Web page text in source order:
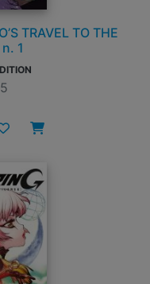
TRAVEL TO THE
1